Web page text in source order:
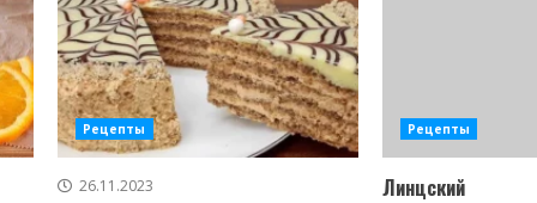
Рецепты
26.11.2023
Рецепты
Линцский